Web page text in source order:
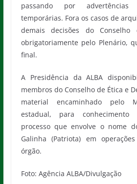
passando por advertências
temporárias. Fora os casos de
demais decisões do Conselho
obrigatoriamente pelo Plenário,
final.
A Presidência da ALBA
membros do Conselho de Ética e
material encaminhado pelo
estadual, para
processo que envolve o nome
Galinha (Patriota) em
órgão.
Foto: Agência ALBA/Divulgação